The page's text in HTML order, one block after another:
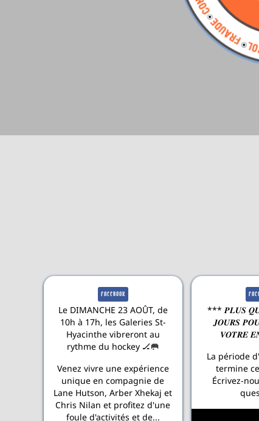
Le DIMANCHE 23 AOÛT, de
10h à 17h, les Galeries St-
Hyacinthe vibreront au
rythme du hockey 🏒🥅
Venez vivre une expérience
unique en compagnie de
Lane Hutson, Arber Xhekaj et
Chris Nilan et profitez d'une
foule d'activités et de...
FACEBOOK
*** 𝑷𝑳𝑼𝑺
𝑱𝑶𝑼𝑹𝑺
𝑽𝑶𝑻𝑹𝑬
La période
termine
Écrivez-